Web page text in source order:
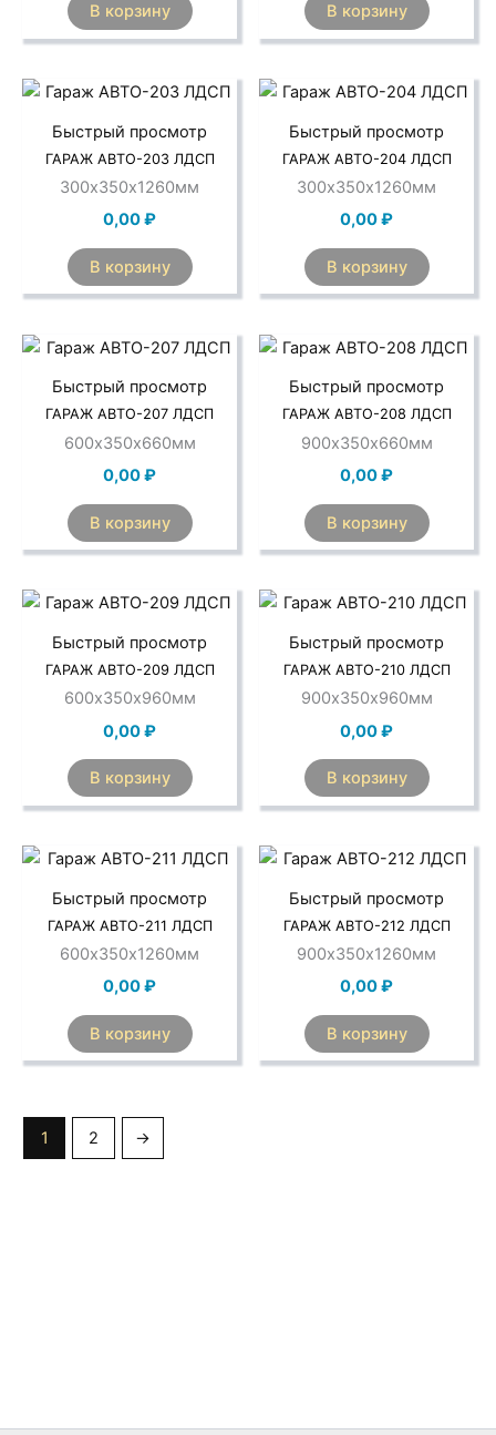
В корзину В корзину
Быстрый просмотр
ГАРАЖ АВТО-203 ЛДСП
300х350х1260мм
0,00₽
В корзину
Быстрый просмотр
ГАРАЖ АВТО-204 ЛДСП
300х350х1260мм
0,00₽
В корзину
Быстрый просмотр
ГАРАЖ АВТО-207 ЛДСП
600х350х660мм
0,00₽
В корзину
Быстрый просмотр
ГАРАЖ АВТО-208 ЛДСП
900х350х660мм
0,00₽
В корзину
Быстрый просмотр
ГАРАЖ АВТО-209 ЛДСП
600х350х960мм
0,00₽
В корзину
Быстрый просмотр
ГАРАЖ АВТО-210 ЛДСП
900х350х960мм
0,00₽
В корзину
Быстрый просмотр
ГАРАЖ АВТО-211 ЛДСП
600х350х1260мм
0,00₽
В корзину
Быстрый просмотр
ГАРАЖ АВТО-212 ЛДСП
900х350х1260мм
0,00₽
В корзину
1 2 →